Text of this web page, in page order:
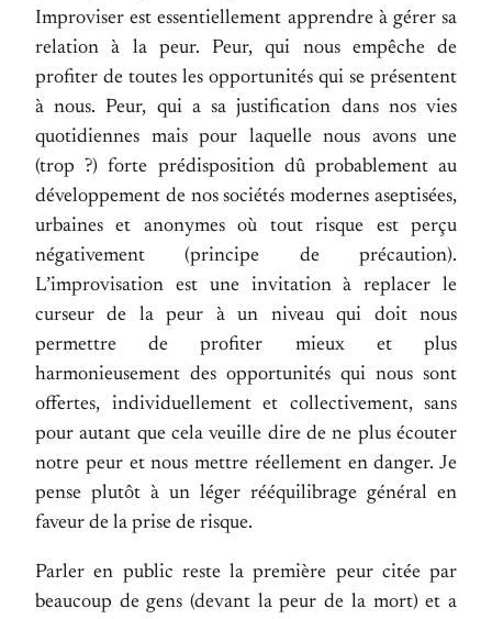
Improviser est essentiellement apprendre à gérer sa
relation à la peur. Peur, qui nous empêche de
profiter de toutes les opportunités qui se présentent
à nous. Peur, qui a sa justification dans nos vies
quotidiennes mais pour laquelle nous avons une
(trop ?) forte prédisposition dû probablement au
développement de nos sociétés modernes aseptisées,
urbaines et anonymes où tout risque est perçu
négativement (principe de précaution).
L’improvisation est une invitation à replacer le
curseur de la peur à un niveau qui doit nous
permettre de profiter mieux et plus
harmonieusement des opportunités qui nous sont
offertes, individuellement et collectivement, sans
pour autant que cela veuille dire de ne plus écouter
notre peur et nous mettre réellement en danger. Je
pense plutôt à un léger rééquilibrage général en
faveur de la prise de risque.
Parler en public reste la première peur citée par
beaucoup de gens (devant la peur de la mort) et a